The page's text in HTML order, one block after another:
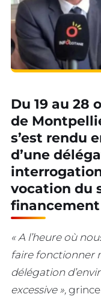
Du 19 au 28
de
s’est rendu
d’une
vocation du
« A l’heure où
faire fonctionner
délégation
excessive »,